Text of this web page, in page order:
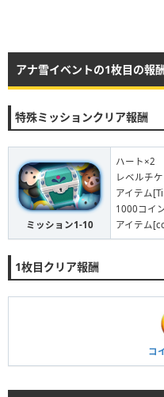
アナ雪イベントの1枚目の報
特殊ミッションクリア報酬
ミッション1-10
ハート×2
レベルチ
アイテム
1000コイ
アイテム
1枚目クリア報酬
コ